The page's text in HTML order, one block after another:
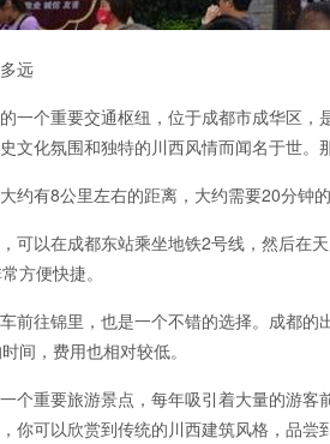
远
一个重要交通枢纽，位于成都市成华区
文化氛围和独特的川西风情而闻名于世。
约有8公里左右的距离，大约需要20分钟
可以在成都东站乘坐地铁2号线，然后在
方便快捷。
前往锦里，也是一个不错的选择。成都
间，费用也相对较低。
个重要旅游景点，每年吸引着大量的游
你可以欣赏到传统的川西建筑风格，品尝